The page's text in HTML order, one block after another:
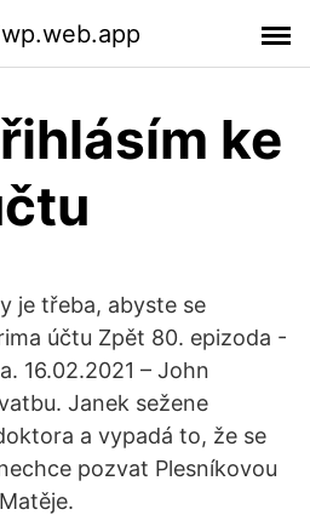
ke
je třeba, abyste se
účtu Zpět 80. epizoda -
16.02.2021 – John
Janek sežene
a vypadá to, že se
pozvat Plesníkovou